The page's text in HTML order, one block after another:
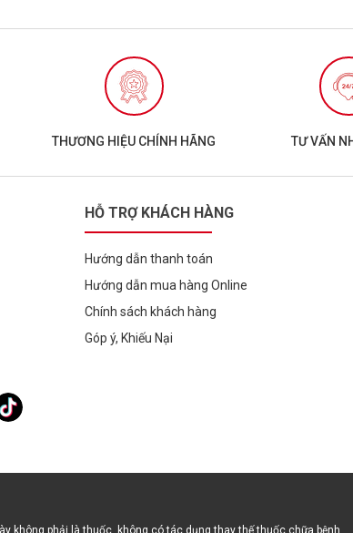
THƯƠNG HIỆU CHÍNH HÃNG TƯ VẤN
HỖ TRỢ KHÁCH HÀNG
Hướng dẫn thanh toán
Hướng dẫn mua hàng Online
Chính sách khách hàng
Góp ý, Khiếu Nại
không phải là thuốc, không có tác dụng thay thế thuốc chữa bệnh.